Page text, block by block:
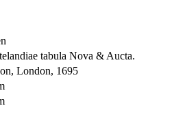
tabula Nova & Aucta.
London, 1695